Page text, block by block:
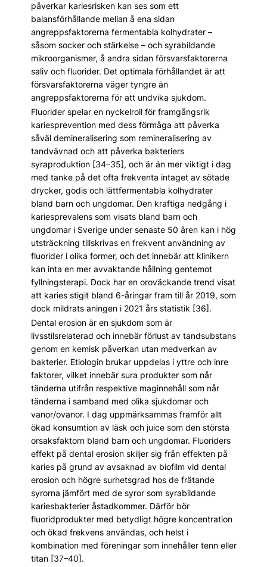
påverkar kariesrisken kan ses som ett
balansförhållande mellan å ena sidan
angreppsfaktorerna fermentabla kolhydrater –
såsom socker och stärkelse – och syrabildande
mikroorganismer, å andra sidan försvarsfaktorerna
saliv och fluorider. Det optimala förhållandet är att
försvarsfaktorerna väger tyngre än
angreppsfaktorerna för att undvika sjukdom.
Fluorider spelar en nyckelroll för framgångsrik
kariesprevention med dess förmåga att påverka
såväl demineralisering som remineralisering av
tandvävnad och att påverka bakteriers
syraproduktion [34–35], och är än mer viktigt i dag
med tanke på det ofta frekventa intaget av sötade
drycker, godis och lättfermentabla kolhydrater
bland barn och ungdomar. Den kraftiga nedgång i
kariesprevalens som visats bland barn och
ungdomar i Sverige under senaste 50 åren kan i hög
utsträckning tillskrivas en frekvent användning av
fluorider i olika former, och det innebär att klinikern
kan inta en mer avvaktande hållning gentemot
fyllningsterapi. Dock har en oroväckande trend visat
att karies stigit bland 6-åringar fram till år 2019, som
dock mildrats aningen i 2021 års statistik [36].
Dental erosion är en sjukdom som är
livsstilsrelaterad och innebär förlust av tandsubstans
genom en kemisk påverkan utan medverkan av
bakterier. Etiologin brukar uppdelas i yttre och inre
faktorer, vilket innebär sura produkter som når
tänderna utifrån respektive maginnehåll som når
tänderna i samband med olika sjukdomar och
vanor/ovanor. I dag uppmärksammas framför allt
ökad konsumtion av läsk och juice som den största
orsaksfaktorn bland barn och ungdomar. Fluoriders
effekt på dental erosion skiljer sig från effekten på
karies på grund av avsaknad av biofilm vid dental
erosion och högre surhetsgrad hos de frätande
syrorna jämfört med de syror som syrabildande
kariesbakterier åstadkommer. Därför bör
fluoridprodukter med betydligt högre koncentration
och ökad frekvens användas, och helst i
kombination med föreningar som innehåller tenn eller
titan [37–40].